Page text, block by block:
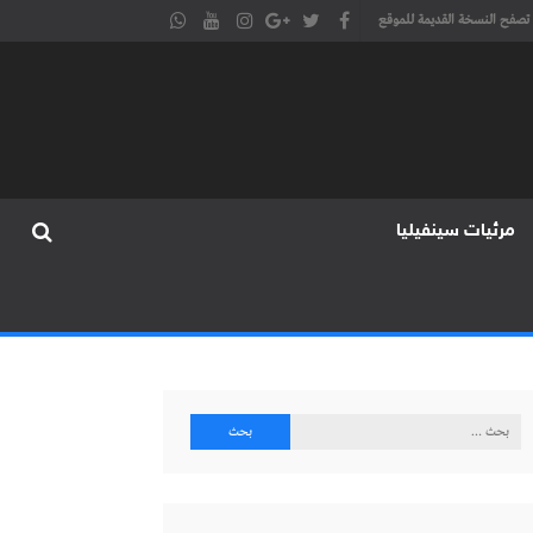
تصفح النسخة القديمة للموقع
مرئيات سينفيليا
البحث